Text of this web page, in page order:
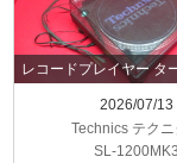
レコードプレイヤー タ
2026/07/13
Technics テクニ
SL-1200MK3